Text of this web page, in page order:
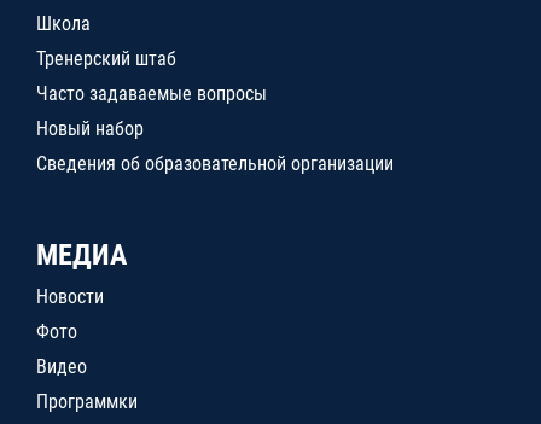
Школа
Тренерский штаб
Часто задаваемые вопросы
Новый набор
Сведения об образовательной организации
МЕДИА
Новости
Фото
Видео
Программки